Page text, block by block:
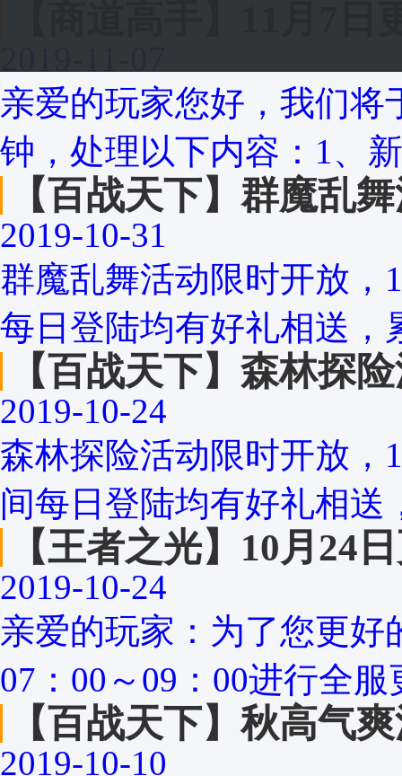
亲爱的玩家您好，我们将
钟，处理以下内容：1、
【百战天下】群魔乱
2019-10-31
群魔乱舞活动限时开放，
每日登陆均有好礼相送，
【百战天下】森林探
2019-10-24
森林探险活动限时开放，
间每日登陆均有好礼相送
【王者之光】10月24
2019-10-24
亲爱的玩家：为了您更好
07：00～09：00进行全
【百战天下】秋高气
2019-10-10